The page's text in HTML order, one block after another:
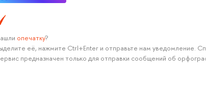
опечатку?
её, нажмите Ctrl+Enter и отправьте нам уведомление.
предназначен только для отправки сообщений об